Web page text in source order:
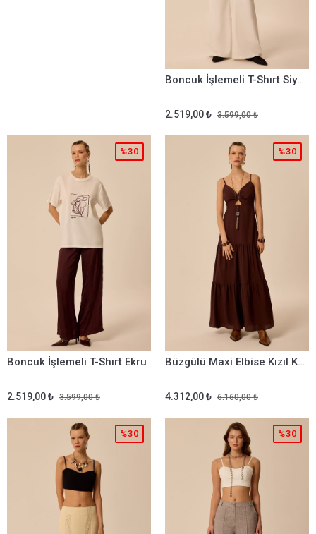
Boncuk İşlemeli T-Shırt Siyah
2.519,00 ₺ 3.599,00 ₺
Boncuk İşlemeli T-Shırt Ekru
2.519,00 ₺ 3.599,00 ₺
%30
Büzgülü Maxi Elbise Kızıl Kahve
4.312,00 ₺ 6.160,00 ₺
%30
%30 %30